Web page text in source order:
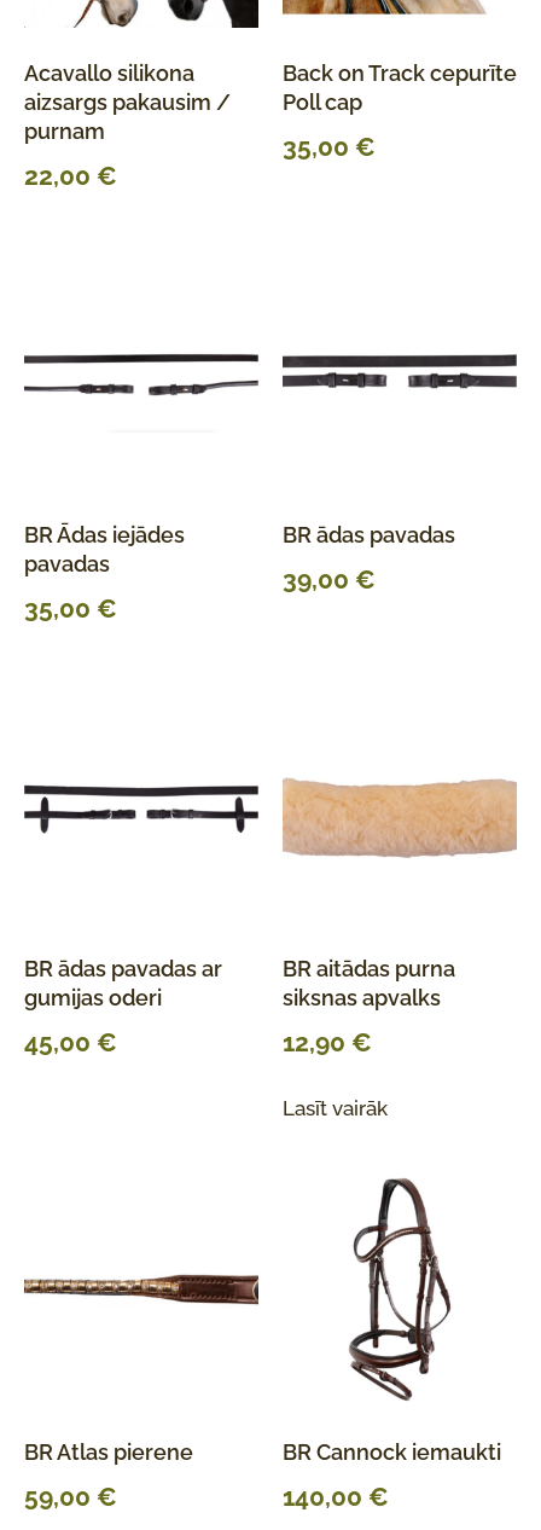
Acavallo silikona
aizsargs pakausim /
purnam
22,00 €
Back on Track cepurīte
Poll cap
35,00 €
BR Ādas iejādes
pavadas
35,00 €
BR ādas pavadas
39,00 €
BR ādas pavadas ar
gumijas oderi
45,00 €
BR aitādas purna
siksnas apvalks
12,90 €
Lasīt vairāk
BR Atlas pierene
59,00 €
BR Cannock iemaukti
140,00 €